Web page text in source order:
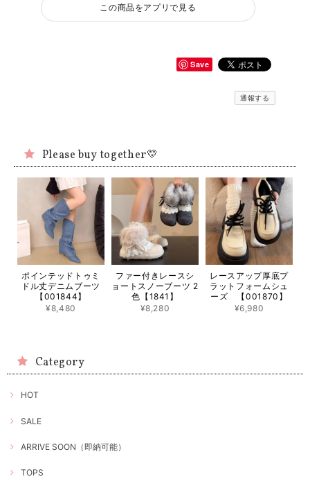
この商品をアプリで見る
Save
通報する
Please buy together💛
ポインテッドトゥミ
ドル丈デニムブーツ
【001844】
¥8,480
ファー付きレースシ
ョートスノーブーツ 2
色【1841】
¥8,280
レースアップ厚底プ
ラットフォームシュ
ーズ 【001870】
¥6,980
Category
HOT
SALE
ARRIVE SOON（即納可能）
TOPS